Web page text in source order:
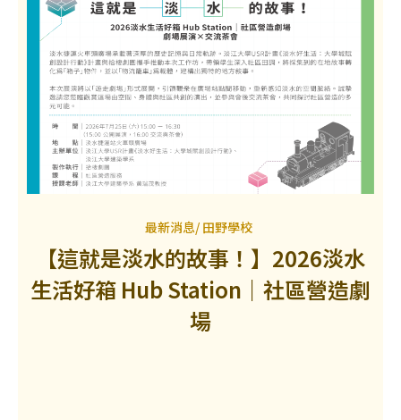
最新消息/ 田野學校
【這就是淡水的故事！】2026淡水
生活好箱 Hub Station｜社區營造劇
場